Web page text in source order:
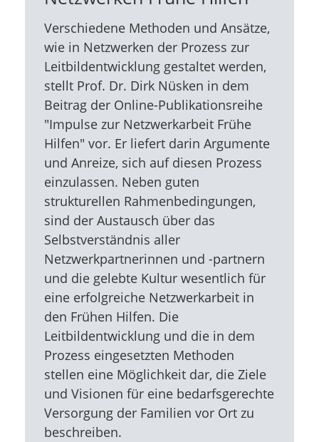
Verschiedene Methoden und Ansätze,
wie in Netzwerken der Prozess zur
Leitbildentwicklung gestaltet werden,
stellt Prof. Dr. Dirk Nüsken in dem
Beitrag der Online-Publikationsreihe
"Impulse zur Netzwerkarbeit Frühe
Hilfen" vor. Er liefert darin Argumente
und Anreize, sich auf diesen Prozess
einzulassen. Neben guten
strukturellen Rahmenbedingungen,
sind der Austausch über das
Selbstverständnis aller
Netzwerkpartnerinnen und -partnern
und die gelebte Kultur wesentlich für
eine erfolgreiche Netzwerkarbeit in
den Frühen Hilfen. Die
Leitbildentwicklung und die in dem
Prozess eingesetzten Methoden
stellen eine Möglichkeit dar, die Ziele
und Visionen für eine bedarfsgerechte
Versorgung der Familien vor Ort zu
beschreiben.